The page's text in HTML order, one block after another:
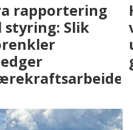
Det er i
Drammen det
skjer